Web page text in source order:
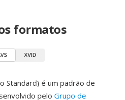
formatos
XVID
Standard) é um padrão de
pelo Grupo de